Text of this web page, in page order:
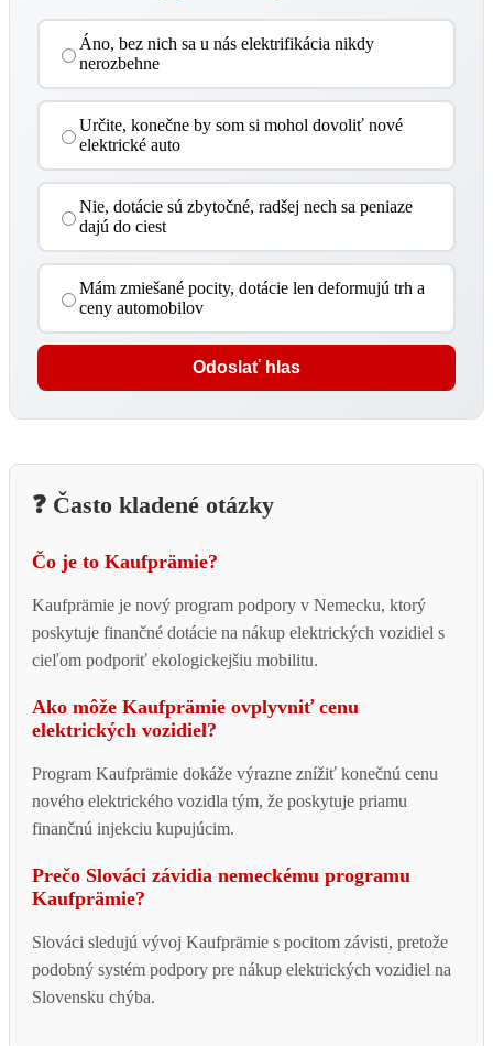
Áno, bez nich sa u nás elektrifikácia nikdy
nerozbehne
Určite, konečne by som si mohol dovoliť nové
elektrické auto
Nie, dotácie sú zbytočné, radšej nech sa peniaze
dajú do ciest
Mám zmiešané pocity, dotácie len deformujú trh a
ceny automobilov
Odoslať hlas
❓ Často kladené otázky
Čo je to Kaufprämie?
Kaufprämie je nový program podpory v Nemecku, ktorý
poskytuje finančné dotácie na nákup elektrických vozidiel s
cieľom podporiť ekologickejšiu mobilitu.
Ako môže Kaufprämie ovplyvniť cenu
elektrických vozidiel?
Program Kaufprämie dokáže výrazne znížiť konečnú cenu
nového elektrického vozidla tým, že poskytuje priamu
finančnú injekciu kupujúcim.
Prečo Slováci závidia nemeckému programu
Kaufprämie?
Slováci sledujú vývoj Kaufprämie s pocitom závisti, pretože
podobný systém podpory pre nákup elektrických vozidiel na
Slovensku chýba.